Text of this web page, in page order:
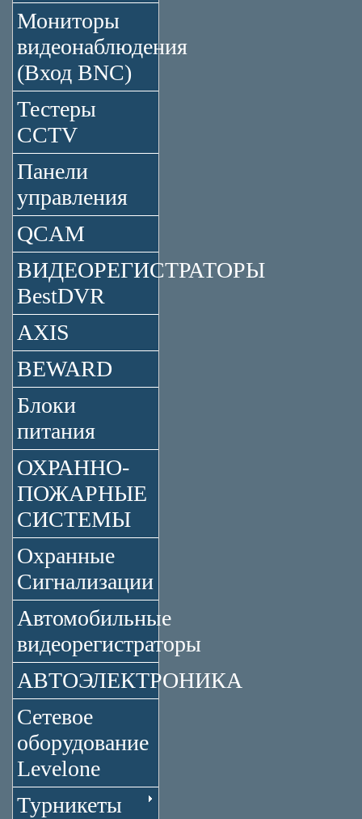
Мониторы
видеонаблюдения
(Вход BNC)
Тестеры
CCTV
Панели
управления
QCAM
ВИДЕОРЕГИСТРАТОРЫ
BestDVR
AXIS
BEWARD
Блоки
питания
ОХРАННО-
ПОЖАРНЫЕ
СИСТЕМЫ
Охранные
Сигнализации
Автомобильные
видеорегистраторы
АВТОЭЛЕКТРОНИКА
Сетевое
оборудование
Levelone
Турникеты